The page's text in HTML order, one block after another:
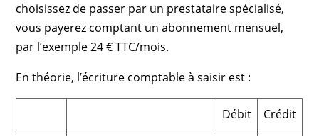
choisissez de passer par un prestataire spécialisé,
vous payerez comptant un abonnement mensuel,
par l’exemple 24 € TTC/mois.
En théorie, l’écriture comptable à saisir est :
Débit
Crédit